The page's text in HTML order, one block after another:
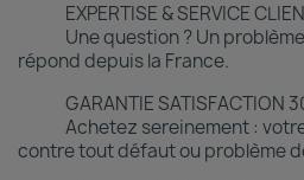
EXPERTISE & SERVICE
Une question ? Un
répond depuis la France.
GARANTIE SATISFACTION
Achetez sereinement :
contre tout défaut ou problème